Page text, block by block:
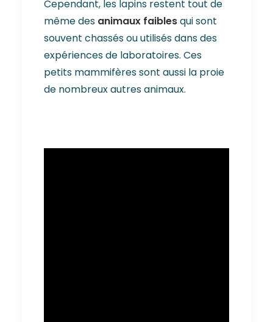
Cependant, les lapins restent tout de
même des animaux faiblesqui sont
souvent chassés ou utilisés dans des
expériences de laboratoires. Ces
petits mammifères sont aussi la proie
de nombreux autres animaux.